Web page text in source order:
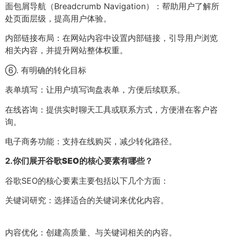
面包屑导航（Breadcrumb Navigation）：帮助用户了解所
处页面层级，提高用户体验。
内部链接布局：在网站内容中设置内部链接，引导用户浏览
相关内容，并提升网站整体权重。
⑥. 有明确的转化目标
表单填写：让用户填写询盘表单，方便后续联系。
在线咨询：提供实时聊天工具或联系方式，方便潜在客户咨
询。
电子商务功能：支持在线购买，减少转化路径。
2.你们展开谷歌SEO的核心要素有哪些？
谷歌SEO的核心要素主要包括以下几个方面：
关键词研究：选择适合的关键词来优化内容。
内容优化：创建高质量、与关键词相关的内容。